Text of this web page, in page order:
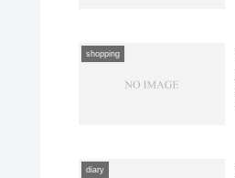
shopping
diary